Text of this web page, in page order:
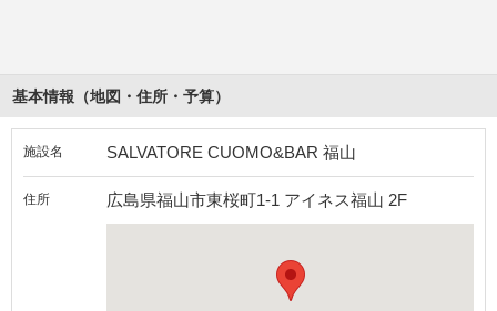
基本情報（地図・住所・予算）
施設名 SALVATORE CUOMO&BAR 福山
住所 広島県福山市東桜町1-1 アイネス福山 2F